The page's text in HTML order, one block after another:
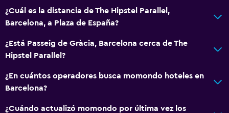
Mostrador de información turística
Acceso con tarjeta
Habitación
¿Cuál es la distancia de The Hipstel Parallel,
Barcelona, a Plaza de España?
¿Está Passeig de Gràcia, Barcelona cerca de The
Hipstel Parallel?
¿En cuántos operadores busca momondo hoteles en
Barcelona?
¿Cuándo actualizó momondo por última vez los